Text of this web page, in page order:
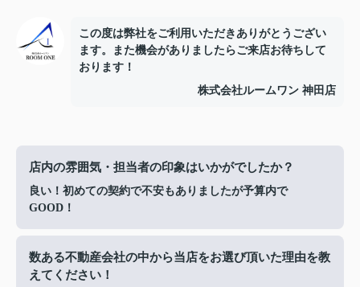
この度は弊社をご利用いただきありがとうござい
ます。また機会がありましたらご来店お待ちして
おります！
株式会社ルームワン 神田店
店内の雰囲気・担当者の印象はいかがでしたか？
良い！初めての契約で不安もありましたが予算内で
GOOD！
数ある不動産会社の中から当店をお選び頂いた理由を教
えてください！